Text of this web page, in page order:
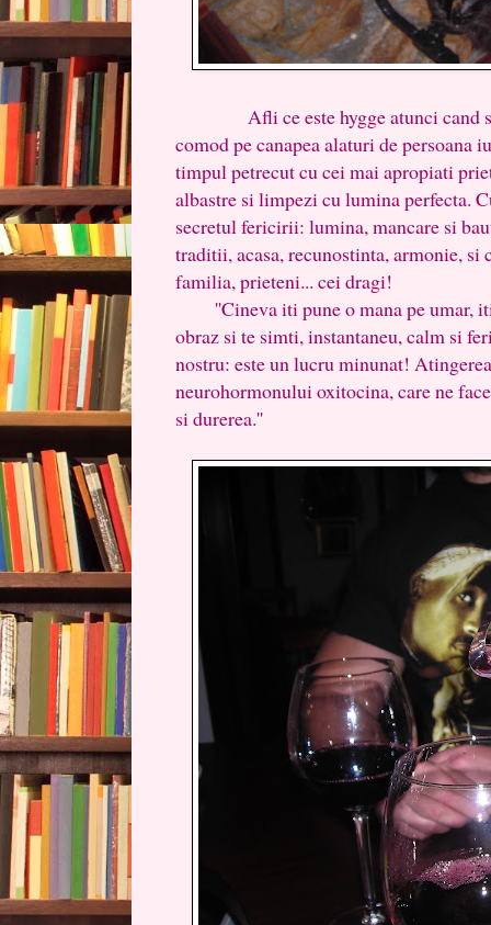
Afli ce este hygge atunci cand
comod pe canapea alaturi de persoana
timpul petrecut cu cei mai apropiati
albastre si limpezi cu lumina perfecta.
secretul fericirii: lumina, mancare si
traditii, acasa, recunostinta, armonie,
familia, prieteni... cei dragi!
''Cineva iti pune o mana pe umar, iti
obraz si te simti, instantaneu, calm si
nostru: este un lucru minunat!
neurohormonului oxitocina, care ne
si durerea.''